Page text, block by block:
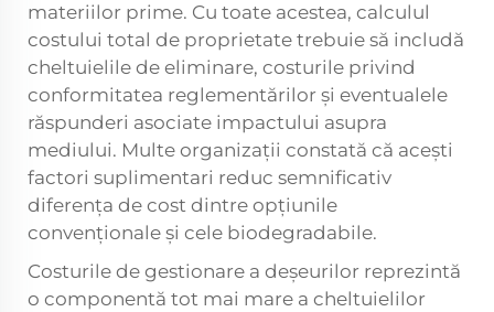
materiilor prime. Cu toate acestea, calculul
costului total de proprietate trebuie să includă
cheltuielile de eliminare, costurile privind
conformitatea reglementărilor și eventualele
răspunderi asociate impactului asupra
mediului. Multe organizații constată că acești
factori suplimentari reduc semnificativ
diferența de cost dintre opțiunile
convenționale și cele biodegradabile.
Costurile de gestionare a deșeurilor reprezintă
o componentă tot mai mare a cheltuielilor